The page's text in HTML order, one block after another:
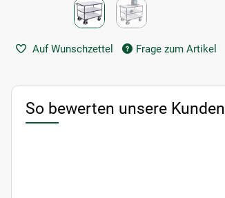
Auf Wunschzettel Frage zum Artikel
So bewerten unsere Kunden